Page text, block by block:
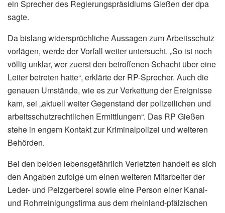
ein Sprecher des Regierungspräsidiums Gießen der dpa
sagte.
Da bislang widersprüchliche Aussagen zum Arbeitsschutz
vorlägen, werde der Vorfall weiter untersucht. „So ist noch
völlig unklar, wer zuerst den betroffenen Schacht über eine
Leiter betreten hatte“, erklärte der RP-Sprecher. Auch die
genauen Umstände, wie es zur Verkettung der Ereignisse
kam, sei „aktuell weiter Gegenstand der polizeilichen und
arbeitsschutzrechtlichen Ermittlungen“. Das RP Gießen
stehe in engem Kontakt zur Kriminalpolizei und weiteren
Behörden.
Bei den beiden lebensgefährlich Verletzten handelt es sich
den Angaben zufolge um einen weiteren Mitarbeiter der
Leder- und Pelzgerberei sowie eine Person einer Kanal-
und Rohrreinigungsfirma aus dem rheinland-pfälzischen